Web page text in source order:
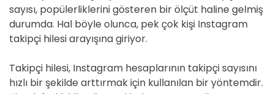
sayısı, popülerliklerini gösteren bir ölçüt haline gelmiş
durumda. Hal böyle olunca, pek çok kişi Instagram
takipçi hilesi arayışına giriyor.
Takipçi hilesi, Instagram hesaplarının takipçi sayısını
hızlı bir şekilde arttırmak için kullanılan bir yöntemdir.